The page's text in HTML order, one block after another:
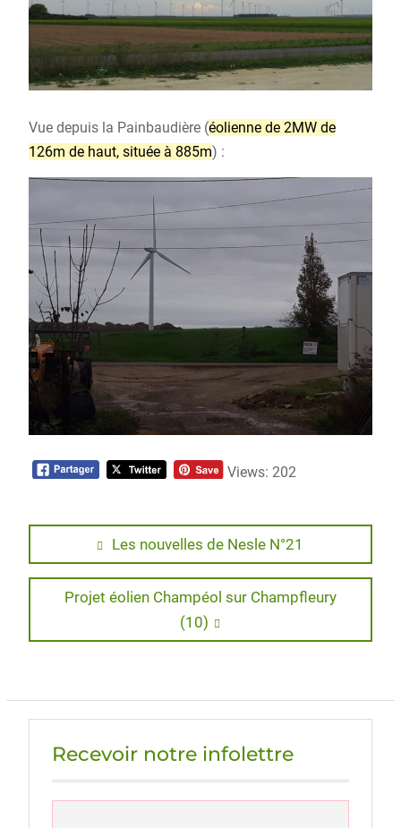
Vue depuis la Painbaudière (éolienne de 2MW de
126m de haut, située à 885m) :
Views: 202
Navigation
de
l’article
Previous
post:
Les nouvelles de Nesle N°21
Next
Projet éolien Champéol sur Champfleury
(10)
Recevoir notre infolettre